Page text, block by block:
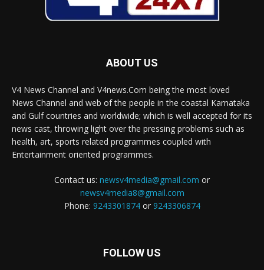
ABOUT US
V4 News Channel and V4news.Com being the most loved
News Channel and web of the people in the coastal Karnataka
and Gulf countries and worldwide; which is well accepted for its
news cast, throwing light over the pressing problems such as
health, art, sports related programmes coupled with
Entertainment oriented programmes.
Contact us: newsv4media@gmail.com or
newsv4media8@gmail.com
Phone: 9243301874or 9243306874
FOLLOW US